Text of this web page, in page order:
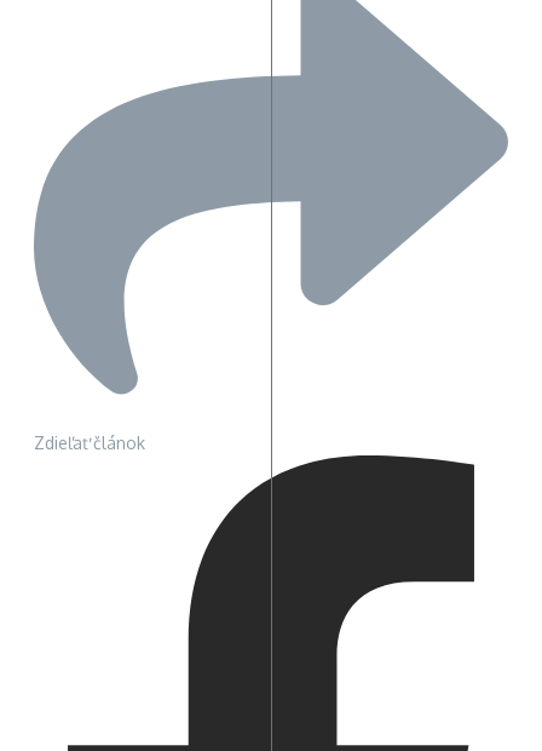
Zdieľať článok